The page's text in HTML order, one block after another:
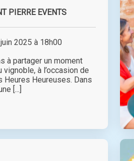
PIERRE EVENTS
2025 à 18h00
à partager un moment
à l’occasion de
Heures Heureuses. Dans
[...]